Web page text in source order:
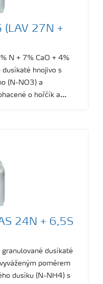
(LAV 27N +
N + 7% CaO + 4%
dusíkaté hnojivo s
(N-NO3) a
o hořčík a
24N + 6,5S
dusíkaté
poměrem
dusíku (N-NH4) s